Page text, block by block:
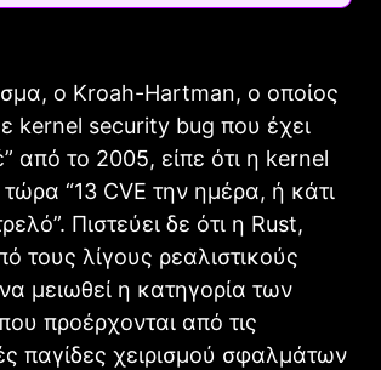
ο Kroah-Hartman, ο οποίος
kernel security bug που έχει
από το 2005, είπε ότι η kernel
τώρα “13 CVE την ημέρα, ή κάτι
Πιστεύει δε ότι η Rust,
τους λίγους ρεαλιστικούς
μειωθεί η κατηγορία των
προέρχονται από τις
παγίδες χειρισμού σφαλμάτων